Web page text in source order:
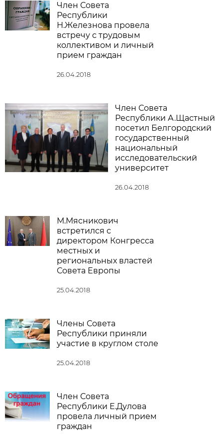
Член Совета
Республики
Н.Железнова провела
встречу с трудовым
коллективом и личный
прием граждан
26.04.2018
Член Совета
Республики А.Щастный
посетил Белгородский
государственный
национальный
исследовательский
университет
26.04.2018
М.Мясникович
встретился с
директором Конгресса
местных и
региональных властей
Совета Европы
25.04.2018
Члены Совета
Республики приняли
участие в круглом столе
25.04.2018
Член Совета
Республики Е.Дулова
провела личный прием
граждан